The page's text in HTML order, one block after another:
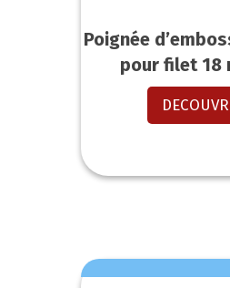
Poignée
pour filet 18